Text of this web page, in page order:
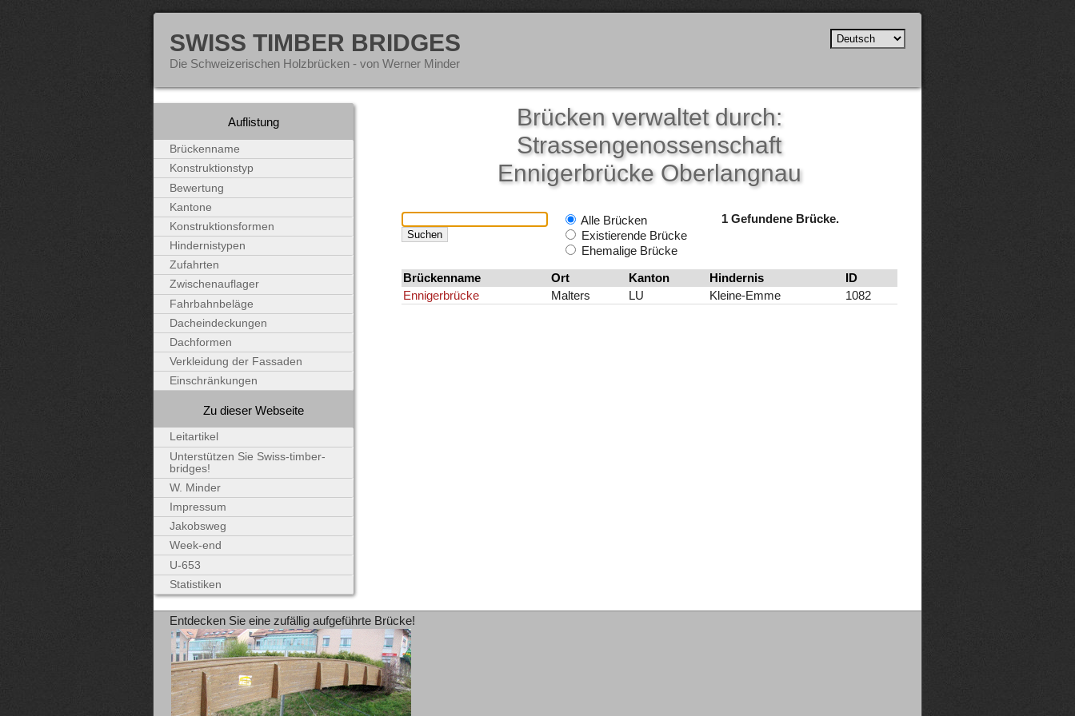
SWISS TIMBER BRIDGES
Die Schweizerischen Holzbrücken - von Werner Minder
Brücken verwaltet durch:
Strassengenossenschaft
Ennigerbrücke Oberlangnau
Alle Brücken
Existierende Brücke
Ehemalige Brücke
1 Gefundene Brücke.
Brückenname Ort Kanton Hindernis
ID
Ennigerbrücke
Malters LU Kleine-Emme 1082
Auflistung
Brückenname
Konstruktionstyp
Bewertung
Kantone
Konstruktionsformen
Hindernistypen
Zufahrten
Zwischenauflager
Fahrbahnbeläge
Dacheindeckungen
Dachformen
Verkleidung der Fassaden
Einschränkungen
Zu dieser Webseite
Leitartikel
Unterstützen Sie Swiss-timber-
bridges!
W. Minder
Impressum
Jakobsweg
Week-end
U-653
Statistiken
Entdecken Sie eine zufällig aufgeführte Brücke!